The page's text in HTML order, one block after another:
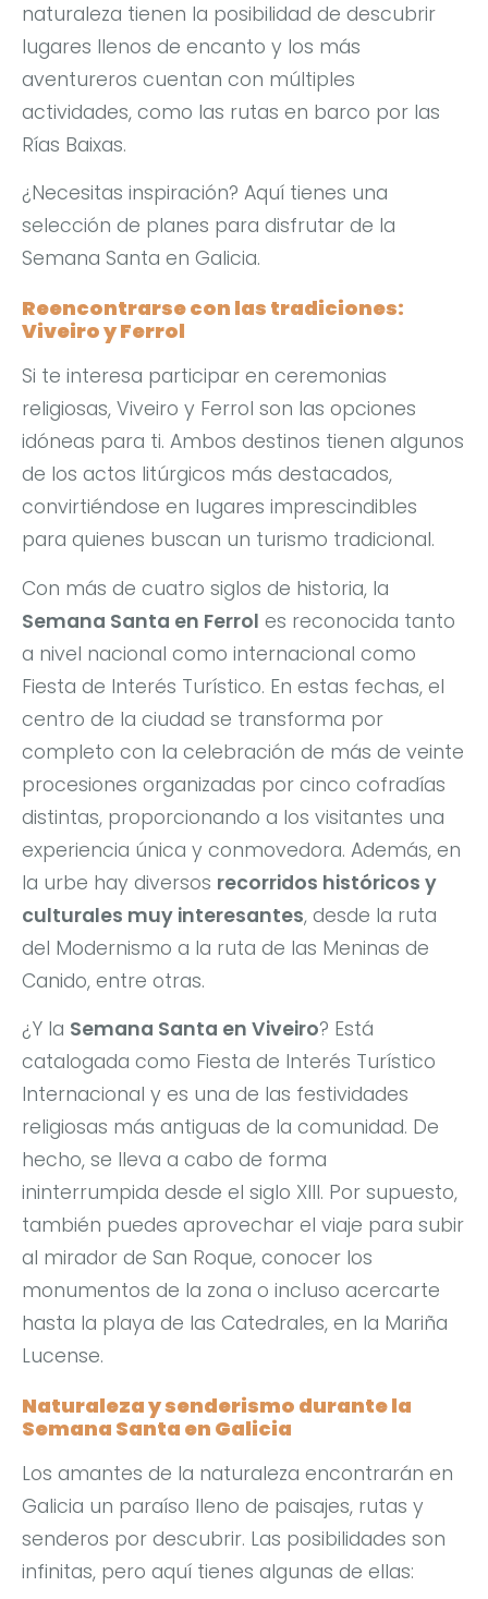
naturaleza tienen la posibilidad de descubrir
lugares llenos de encanto y los más
aventureros cuentan con múltiples
actividades, como las rutas en barco por las
Rías Baixas.
¿Necesitas inspiración? Aquí tienes una
selección de planes para disfrutar de la
Semana Santa en Galicia.
Reencontrarse con las tradiciones:
Viveiro y Ferrol
Si te interesa participar en ceremonias
religiosas, Viveiro y Ferrol son las opciones
idóneas para ti. Ambos destinos tienen algunos
de los actos litúrgicos más destacados,
convirtiéndose en lugares imprescindibles
para quienes buscan un turismo tradicional.
Con más de cuatro siglos de historia, la
Semana Santa en Ferrol es reconocida tanto
a nivel nacional como internacional como
Fiesta de Interés Turístico. En estas fechas, el
centro de la ciudad se transforma por
completo con la celebración de más de veinte
procesiones organizadas por cinco cofradías
distintas, proporcionando a los visitantes una
experiencia única y conmovedora. Además, en
la urbe hay diversos recorridos históricos y
culturales muy interesantes, desde la ruta
del Modernismo a la ruta de las Meninas de
Canido, entre otras.
¿Y la Semana Santa en Viveiro? Está
catalogada como Fiesta de Interés Turístico
Internacional y es una de las festividades
religiosas más antiguas de la comunidad. De
hecho, se lleva a cabo de forma
ininterrumpida desde el siglo XIII. Por supuesto,
también puedes aprovechar el viaje para subir
al mirador de San Roque, conocer los
monumentos de la zona o incluso acercarte
hasta la playa de las Catedrales, en la Mariña
Lucense.
Naturaleza y senderismo durante la
Semana Santa en Galicia
Los amantes de la naturaleza encontrarán en
Galicia un paraíso lleno de paisajes, rutas y
senderos por descubrir. Las posibilidades son
infinitas, pero aquí tienes algunas de ellas: